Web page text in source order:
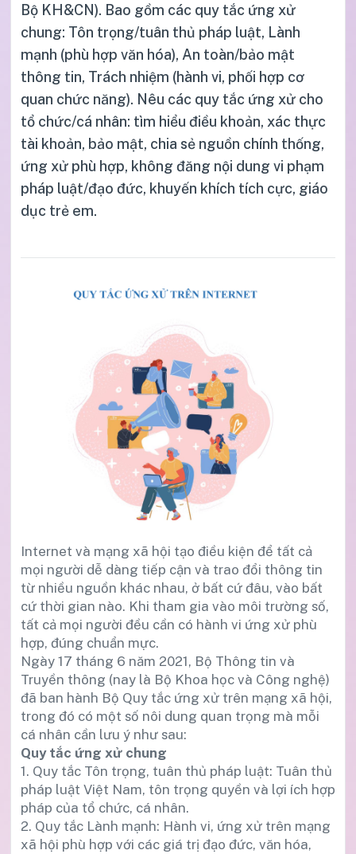
Bộ KH&CN). Bao gồm các quy tắc ứng xử
chung: Tôn trọng/tuân thủ pháp luật, Lành
mạnh (phù hợp văn hóa), An toàn/bảo mật
thông tin, Trách nhiệm (hành vi, phối hợp cơ
quan chức năng). Nêu các quy tắc ứng xử cho
tổ chức/cá nhân: tìm hiểu điều khoản, xác thực
tài khoản, bảo mật, chia sẻ nguồn chính thống,
ứng xử phù hợp, không đăng nội dung vi phạm
pháp luật/đạo đức, khuyến khích tích cực, giáo
dục trẻ em.
Internet và mạng xã hội tạo điều kiện để tất cả
mọi người dễ dàng tiếp cận và trao đổi thông tin
từ nhiều nguồn khác nhau, ở bất cứ đâu, vào bất
cứ thời gian nào. Khi tham gia vào môi trường số,
tất cả mọi người đều cần có hành vi ứng xử phù
hợp, đúng chuẩn mực.
Ngày 17 tháng 6 năm 2021, Bộ Thông tin và
Truyền thông (nay là Bộ Khoa học và Công nghệ)
đã ban hành Bộ Quy tắc ứng xử trên mạng xã hội,
trong đó có một số nôi dung quan trọng mà mỗi
cá nhân cần lưu ý như sau:
Quy tắc ứng xử chung
1. Quy tắc Tôn trọng, tuân thủ pháp luật: Tuân thủ
pháp luật Việt Nam, tôn trọng quyền và lợi ích hợp
pháp của tổ chức, cá nhân.
2. Quy tắc Lành mạnh: Hành vi, ứng xử trên mạng
xã hội phù hợp với các giá trị đạo đức, văn hóa,